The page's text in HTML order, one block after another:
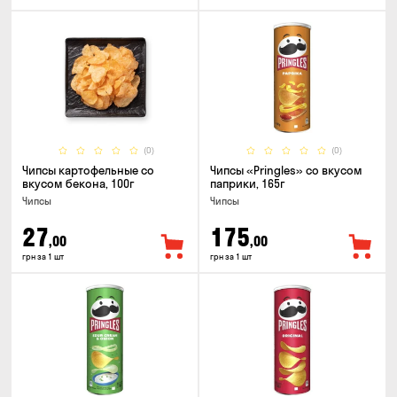
(0)
Чипсы картофельные со
вкусом бекона, 100г
Чипсы
27,00
грн за 1 шт
(0)
Чипсы «Pringles» со вкусом
паприки, 165г
Чипсы
175,00
грн за 1 шт